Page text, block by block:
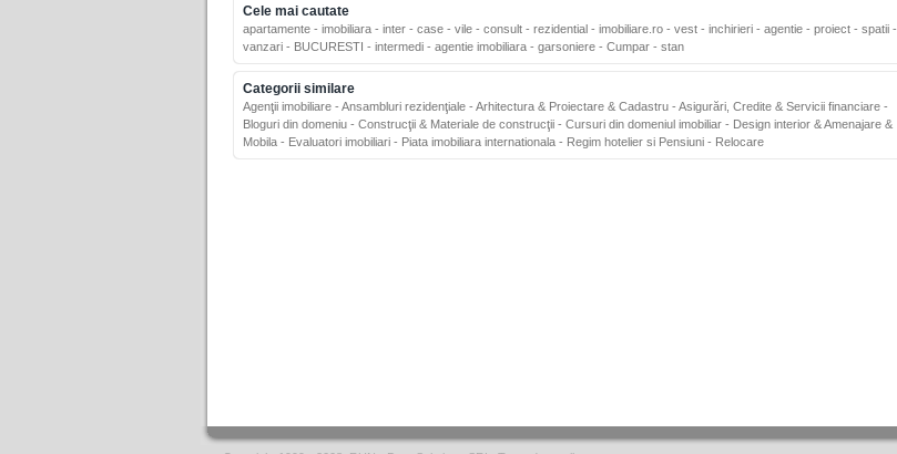
Cele mai cautate
apartamente- imobiliara- inter- case- vile- consult- rezidential- imobiliare.ro- vest- inchirieri- agentie- proiect- spatii-
vanzari- BUCURESTI - intermedi- agentie imobiliara- garsoniere- Cumpar- stan
Categorii similare
Agenţii imobiliare- Ansambluri rezidenţiale- Arhitectura & Proiectare & Cadastru- Asigurări, Credite & Servicii financiare-
Bloguri din domeniu- Construcţii & Materiale de construcţii- Cursuri din domeniul imobiliar- Design interior & Amenajare &
Mobila- Evaluatori imobiliari- Piata imobiliara internationala- Regim hotelier si Pensiuni- Relocare